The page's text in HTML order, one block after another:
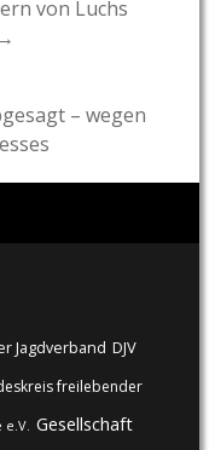
von Luchs
– wegen
Jagdverband DJV
freilebender
e.V. Gesellschaft